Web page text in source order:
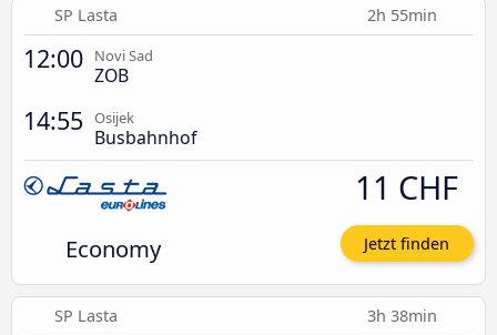
SP Lasta 2h 55min
12:00 Novi Sad
ZOB
14:55 Osijek
Busbahnhof
Economy
11 CHF
Jetzt finden
SP Lasta 3h 38min